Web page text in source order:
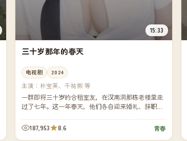
15:33
三十岁那年的春天
电视剧 2024
主演：朴宝英、千祐熙 等
一群即将三十岁的合租室友，在汉南洞那栋老楼里走
过了七年。这一年春天，他们各自迎来婚礼、辞职、
学习如...
187,953 8.6 青春